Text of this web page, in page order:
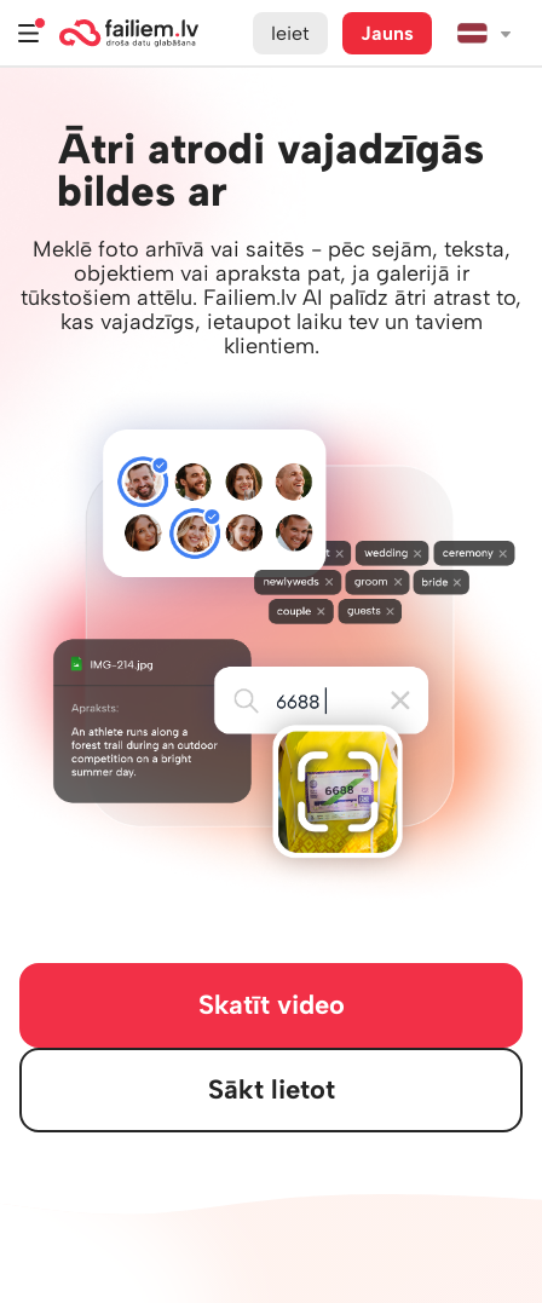
Ieiet Jauns
Ātri atrodi vajadzīgās
bildes ar
Meklē foto arhīvā vai saitēs - pēc sejām, teksta,
objektiem vai apraksta pat, ja galerijā ir
tūkstošiem attēlu. Failiem.lv AI palīdz ātri atrast to,
kas vajadzīgs, ietaupot laiku tev un taviem
klientiem.
Skatīt video
Sākt lietot